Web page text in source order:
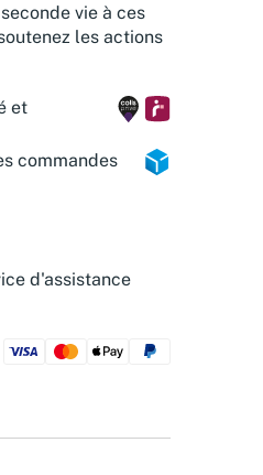
vie à ces
les actions
et
commandes
d'assistance